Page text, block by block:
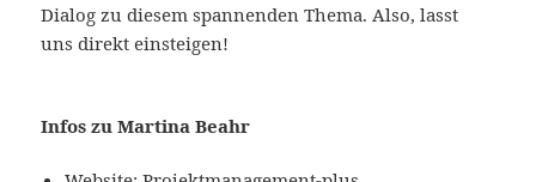
Dialog zu diesem spannenden Thema. Also, lasst
uns direkt einsteigen!
Infos zu Martina Beahr